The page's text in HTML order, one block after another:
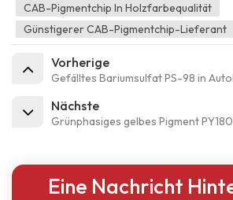
CAB-Pigmentchip In Holzfarbequalität
Günstigerer CAB-Pigmentchip-Lieferant
Vorherige
Gefälltes Bariumsulfat PS-98 in
Nächste
Grünphasiges gelbes Pigment
Eine Nachricht